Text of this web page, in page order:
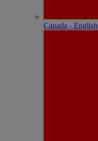
Canada - English